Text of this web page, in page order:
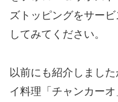
ズトッピングをサー
してみてください。
以前にも紹介しまし
イ料理「チャンカー